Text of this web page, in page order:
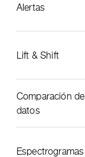
Alertas
Lift & Shift
Comparación de
datos
Espectrogramas